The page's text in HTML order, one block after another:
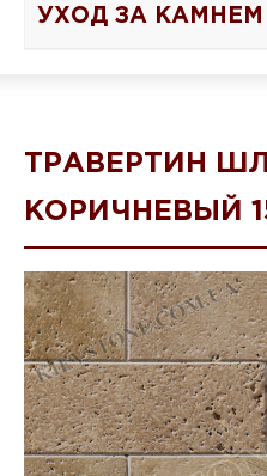
УХОД ЗА КАМНЕМ
ТРАВЕРТИН
КОРИЧНЕВЫЙ